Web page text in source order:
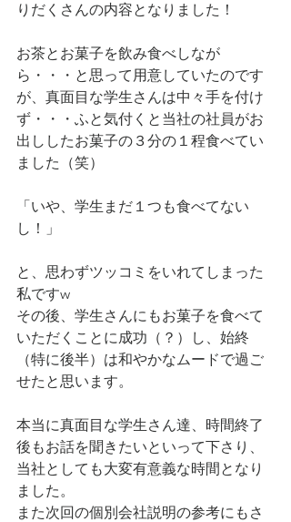
りだくさんの内容となりました！
お茶とお菓子を飲み食べしなが
ら・・・と思って用意していたのです
が、真面目な学生さんは中々手を付け
ず・・・ふと気付くと当社の社員がお
出ししたお菓子の３分の１程食べてい
ました（笑）
「いや、学生まだ１つも食べてない
し！」
と、思わずツッコミをいれてしまった
私ですw
その後、学生さんにもお菓子を食べて
いただくことに成功（？）し、始終
（特に後半）は和やかなムードで過ご
せたと思います。
本当に真面目な学生さん達、時間終了
後もお話を聞きたいといって下さり、
当社としても大変有意義な時間となり
ました。
また次回の個別会社説明の参考にもさ